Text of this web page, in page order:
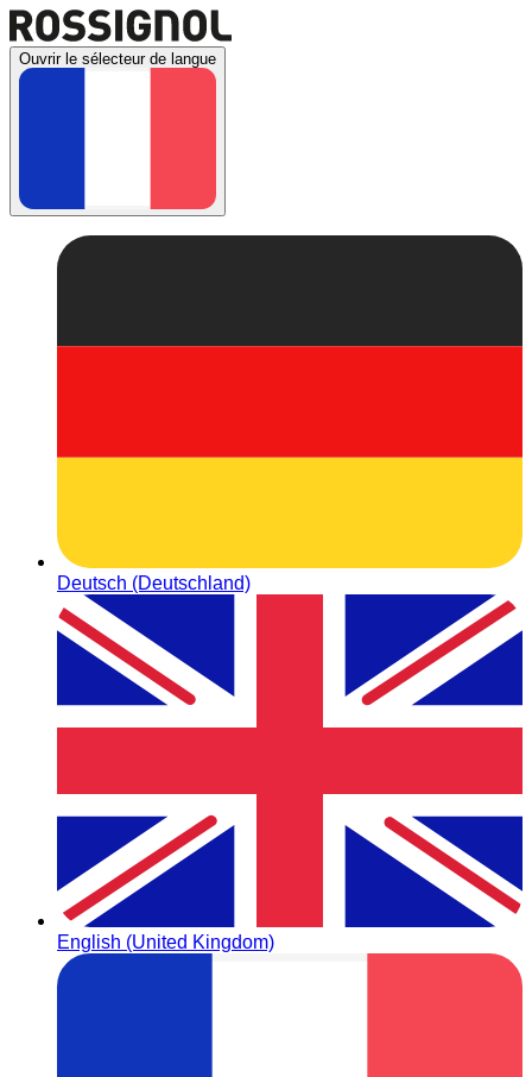
Ouvrir le sélecteur de langue
Deutsch (Deutschland)
English (United Kingdom)